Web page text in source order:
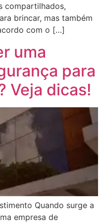
compartilhados,
brincar, mas também
com o […]
uma
para
Veja dicas!
Quando surge a
empresa de